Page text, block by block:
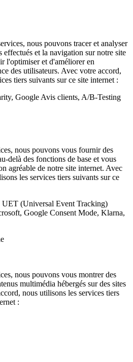
nous pouvons tracer et analyser
effectués et la navigation sur notre site
l'optimiser et d'améliorer en
des utilisateurs. Avec votre accord,
tiers suivants sur ce site internet :
Google Avis clients, A/B-Testing
nous pouvons vous fournir des
delà des fonctions de base et vous
agréable de notre site internet. Avec
les services tiers suivants sur ce
UET (Universal Event Tracking)
Google Consent Mode, Klarna,
nous pouvons vous montrer des
multimédia hébergés sur des sites
nous utilisons les services tiers
: